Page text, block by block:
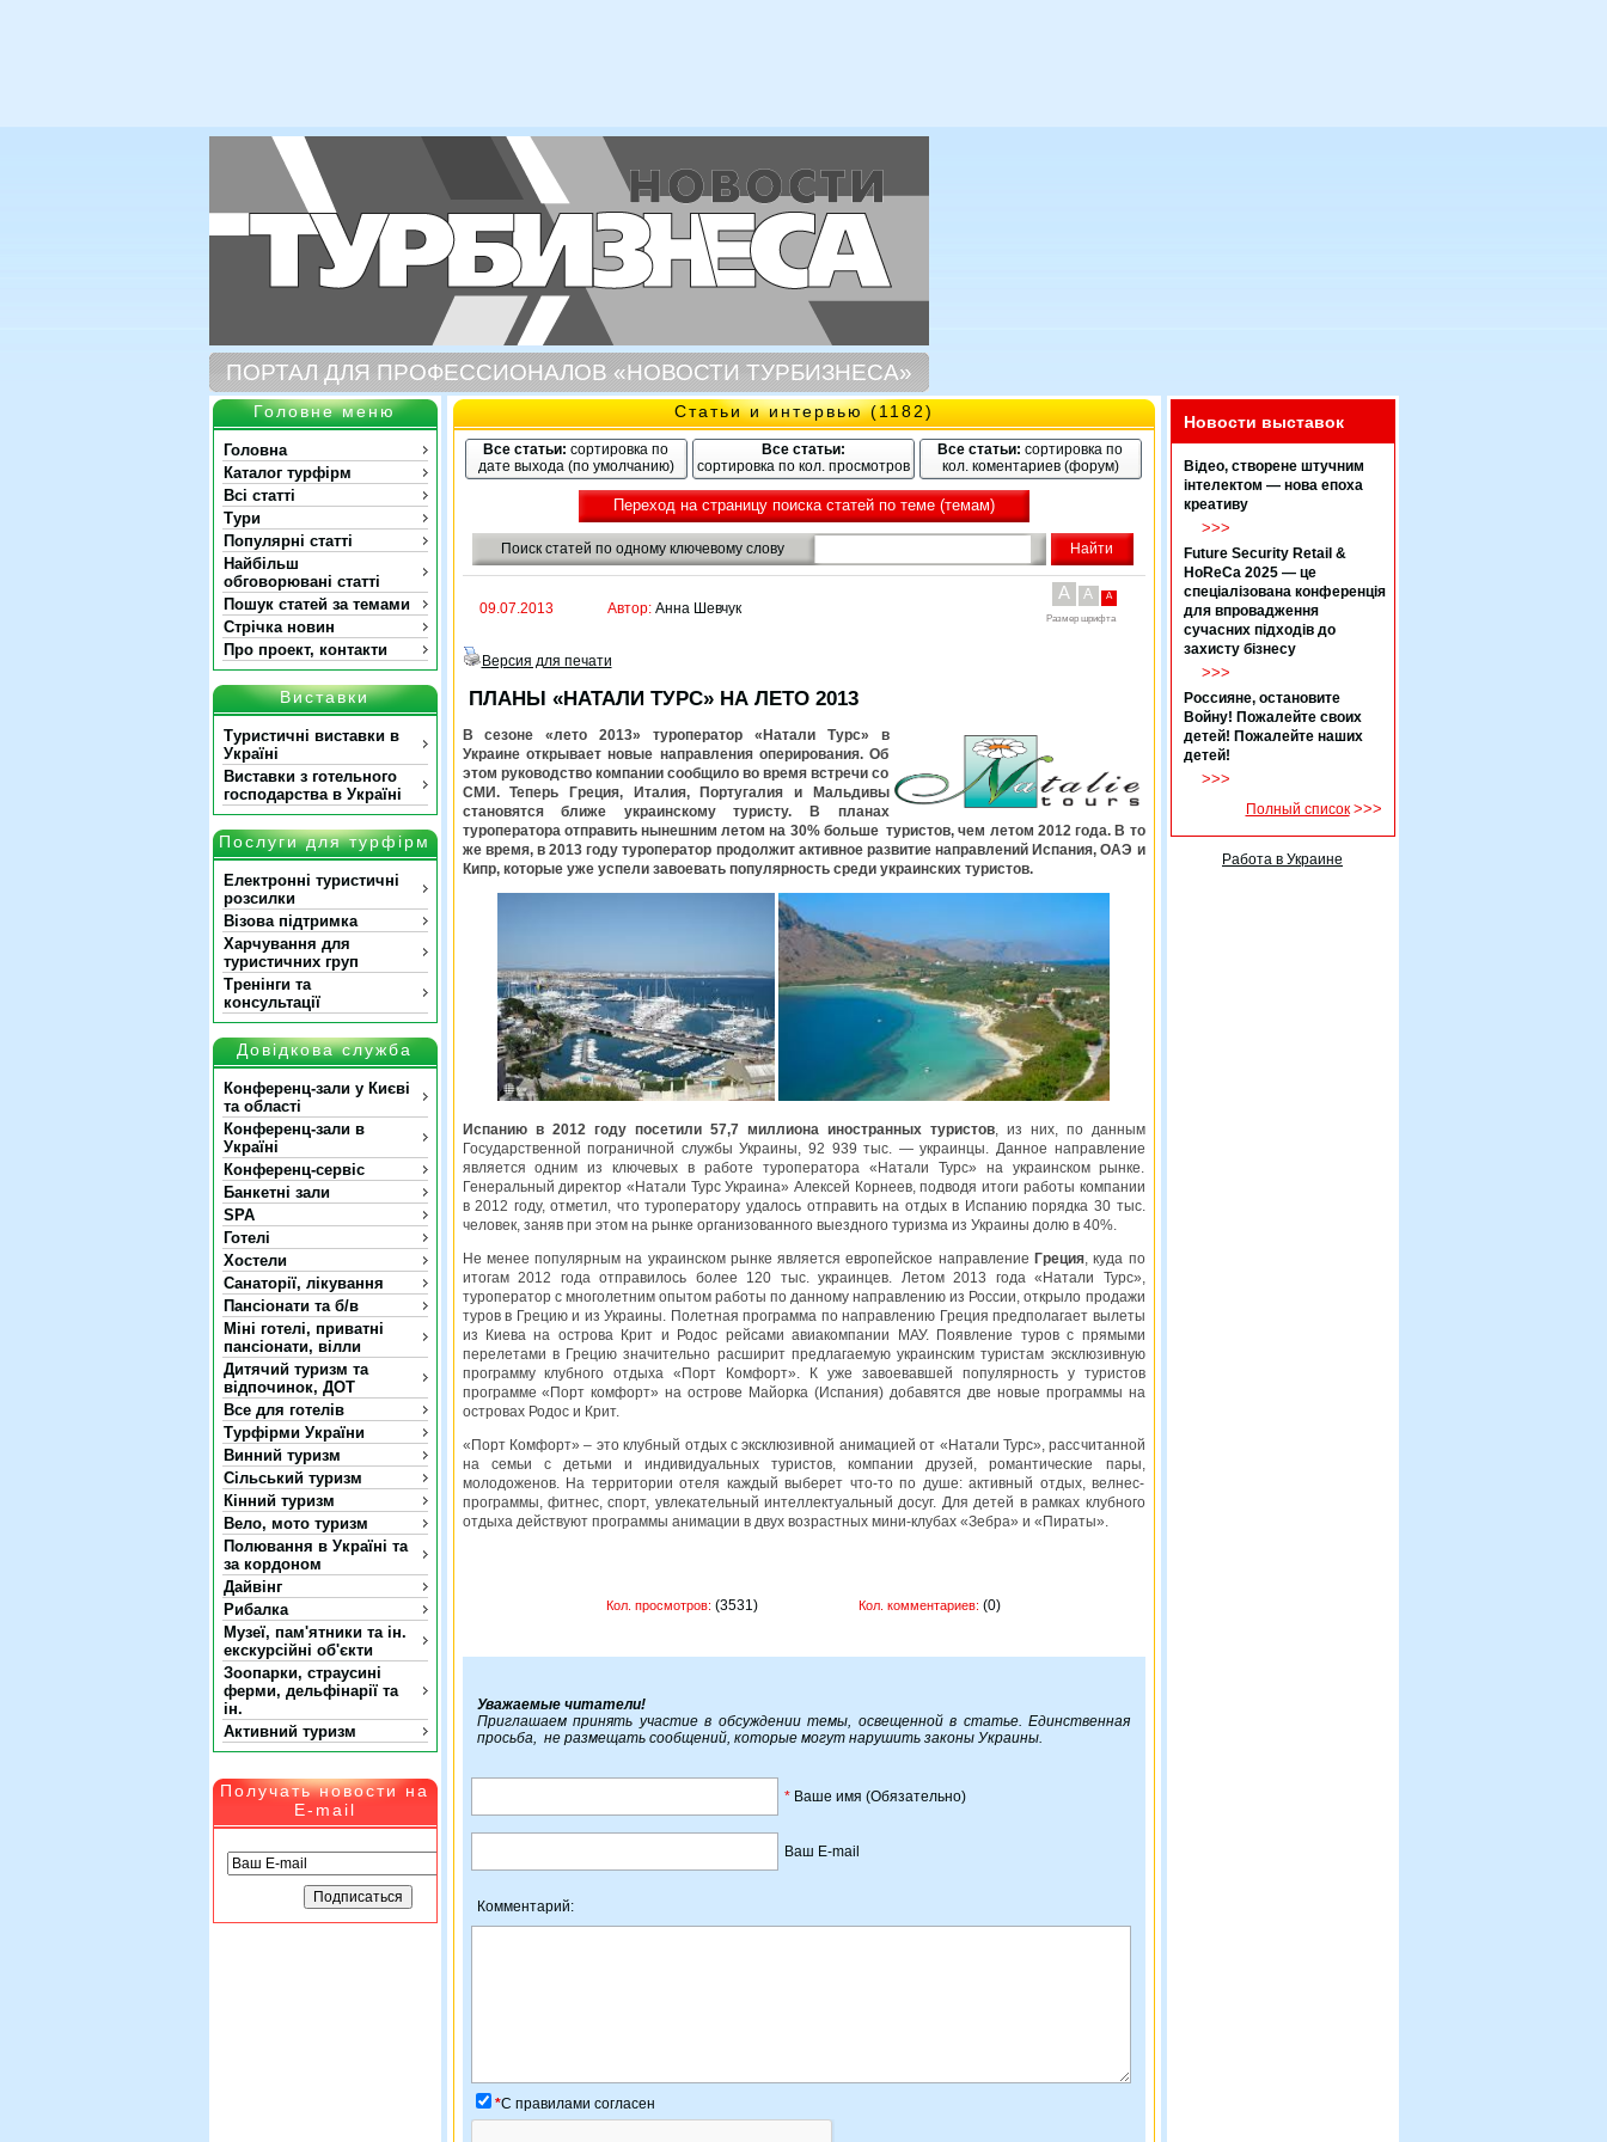
ПОРТАЛ ДЛЯ ПРОФЕССИОНАЛОВ «НОВОСТИ ТУРБИЗНЕСА»
Головне меню
Головна
Каталог турфірм
Всі статті
Тури
Популярні статті
Найбільш
обговорювані статті
Пошук статей за темами
Стрічка новин
Про проект, контакти
Виставки
Туристичні виставки в
Україні
Виставки з готельного
господарства в Україні
Послуги для турфірм
Електронні туристичні
розсилки
Візова підтримка
Харчування для
туристичних груп
Тренінги та
консультації
Довідкова служба
Конференц-зали у Києві
та області
Конференц-зали в
Україні
Конференц-сервіс
Банкетні зали
SPA
Готелі
Хостели
Санаторії, лікування
Пансіонати та б/в
Міні готелі, приватні
пансіонати, вілли
Дитячий туризм та
відпочинок, ДОТ
Все для готелів
Турфірми України
Винний туризм
Сільський туризм
Кінний туризм
Вело, мото туризм
Полювання в Україні та
за кордоном
Дайвінг
Рибалка
Музеї, пам'ятники та ін.
екскурсійні об'єкти
Зоопарки, страусині
ферми, дельфінарії та
ін.
Активний туризм
Получать новости на
E-mail
Статьи и интервью (1182)
Все статьи: сортировка по
дате выхода (по умолчанию)
Все статьи:
сортировка по кол. просмотров
Все статьи: сортировка по
кол. коментариев (форум)
Переход на страницу поиска статей по теме (темам)
Поиск статей по одному ключевому слову
09.07.2013 Автор: Анна Шевчук
A A A
Размер шрифта
Версия для печати
ПЛАНЫ «НАТАЛИ ТУРС» НА ЛЕТО 2013
В сезоне «лето 2013» туроператор «Натали Турс» в
Украине открывает новые направления оперирования. Об
этом руководство компании сообщило во время встречи со
СМИ. Теперь Греция, Италия, Португалия и Мальдивы
становятся ближе украинскому туристу. В планах
туроператора отправить нынешним летом на 30% больше туристов, чем летом 2012 года. В то
же время, в 2013 году туроператор продолжит активное развитие направлений Испания, ОАЭ и
Кипр, которые уже успели завоевать популярность среди украинских туристов.
Испанию в 2012 году посетили 57,7 миллиона иностранных туристов, из них, по данным
Государственной пограничной службы Украины, 92 939 тыс. ― украинцы. Данное направление
является одним из ключевых в работе туроператора «Натали Турс» на украинском рынке.
Генеральный директор «Натали Турс Украина» Алексей Корнеев, подводя итоги работы компании
в 2012 году, отметил, что туроператору удалось отправить на отдых в Испанию порядка 30 тыс.
человек, заняв при этом на рынке организованного выездного туризма из Украины долю в 40%.
Не менее популярным на украинском рынке является европейское направление Греция, куда по
итогам 2012 года отправилось более 120 тыс. украинцев. Летом 2013 года «Натали Турс»,
туроператор с многолетним опытом работы по данному направлению из России, открыло продажи
туров в Грецию и из Украины. Полетная программа по направлению Греция предполагает вылеты
из Киева на острова Крит и Родос рейсами авиакомпании МАУ. Появление туров с прямыми
перелетами в Грецию значительно расширит предлагаемую украинским туристам эксклюзивную
программу клубного отдыха «Порт Комфорт». К уже завоевавшей популярность у туристов
программе «Порт комфорт» на острове Майорка (Испания) добавятся две новые программы на
островах Родос и Крит.
«Порт Комфорт» – это клубный отдых с эксклюзивной анимацией от «Натали Турс», рассчитанной
на семьи с детьми и индивидуальных туристов, компании друзей, романтические пары,
молодоженов. На территории отеля каждый выберет что-то по душе: активный отдых, велнес-
программы, фитнес, спорт, увлекательный интеллектуальный досуг. Для детей в рамках клубного
отдыха действуют программы анимации в двух возрастных мини-клубах «Зебра» и «Пираты».
Кол. просмотров: (3531) Кол. комментариев: (0)
Уважаемые читатели!
Приглашаем принять участие в обсуждении темы, освещенной в статье. Единственная
просьба, не размещать сообщений, которые могут нарушить законы Украины.
*Ваше имя (Обязательно)
Ваш E-mail
Комментарий:
*C правилами согласен
Новости выставок
Відео, створене штучним
інтелектом — нова епоха
креативу
>>>
Future Security Retail &
HoReCa 2025 — це
спеціалізована конференція
для впровадження
сучасних підходів до
захисту бізнесу
>>>
Россияне, остановите
Войну! Пожалейте своих
детей! Пожалейте наших
детей!
>>>
Полный список >>>
Работа в Украине